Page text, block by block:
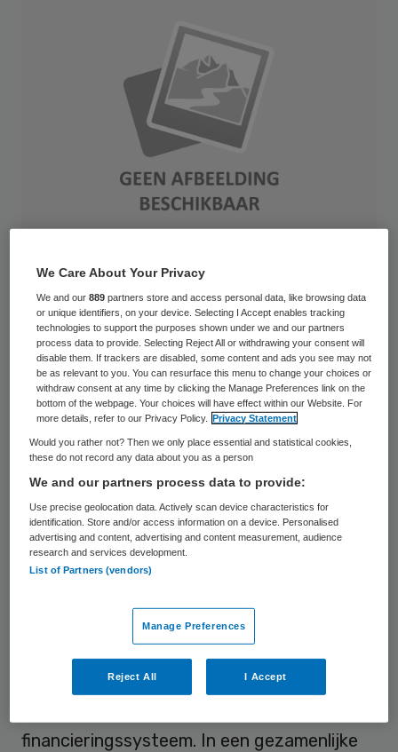
Belangenorganisatie in de
gehandicaptenzorg KansPlus vreest voor
haar voortbestaan als de subsidie voor pgo-
organisaties voortaan top down verdeeld
wordt. KansPlus vindt een dergelijke
financiering bovendien principieel onjuist,
aangezien daarmee voorbij wordt gegaan
aan de wensen van de individuele cliënt.
Meer in het bijzonder keert KansPlus zich
tegen plannen waarin een sleutelrol voor de
CG-Raad is weggelegd.
Binnen de patiënten-, gehandicapten- en
ouderenorganisaties is grote beroering
financieringssysteem. In een gezamenlijke
We Care About Your Privacy
We and our889 partners store and access personal data, like browsing data
or unique identifiers, on your device. Selecting I Accept enables tracking
technologies to support the purposes shown under we and our partners
process data to provide. Selecting Reject All or withdrawing your consent will
disable them. If trackers are disabled, some content and ads you see may not
be as relevant to you. You can resurface this menu to change your choices or
withdraw consent at any time by clicking the Manage Preferences link on the
bottom of the webpage. Your choices will have effect within our Website. For
more details, refer to our Privacy Policy.
Privacy Statement
Would you rather not? Then we only place essential and statistical cookies,
these do not record any data about you as a person
We and our partners process data to provide:
Use precise geolocation data. Actively scan device characteristics for
identification. Store and/or access information on a device. Personalised
advertising and content, advertising and content measurement, audience
research and services development.
List of Partners (vendors)
Manage Preferences
Reject All I Accept